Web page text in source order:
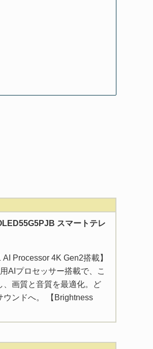
スマートテレ
AI Processor 4K Gen2搭載】
AIプロセッサー搭載で、こ
、画質と音質を最適化。ど
ウンドへ。 【Brightness